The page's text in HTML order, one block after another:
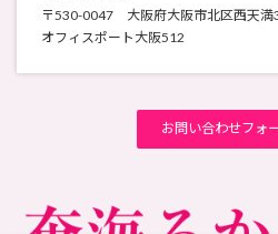
〒530-0047 大阪府大阪市北区西天満
オフィスポート大阪512
お問い合わせフォ